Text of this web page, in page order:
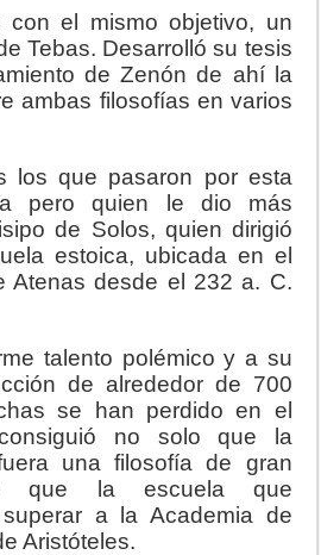
con el mismo objetivo, un
Tebas. Desarrolló su tesis
de Zenón de ahí la
ambas filosofías en varios
los que pasaron por esta
pero quien le dio más
de Solos, quien dirigió
estoica, ubicada en el
Atenas desde el 232 a. C.
talento polémico y a su
de alrededor de 700
se han perdido en el
no solo que la
una filosofía de gran
que la escuela que
a la Academia de
Aristóteles.